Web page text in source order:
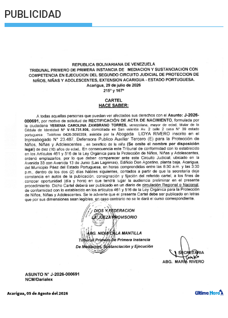
PUBLICIDAD